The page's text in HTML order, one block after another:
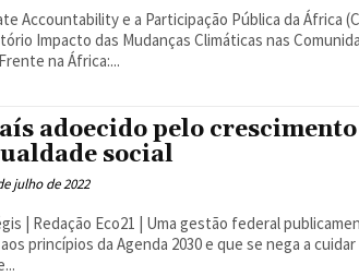
Accountability e a Participação Pública da África
Impacto das Mudanças Climáticas nas
na África:...
adoecido pelo
social
julho de 2022
Eco21 | Uma gestão federal publicamente
princípios da Agenda 2030 e que se nega a cuidar